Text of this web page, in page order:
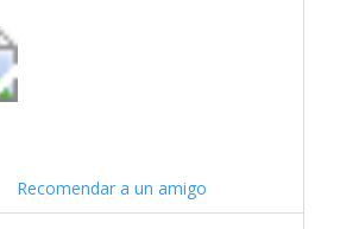
Recomendar a un amigo